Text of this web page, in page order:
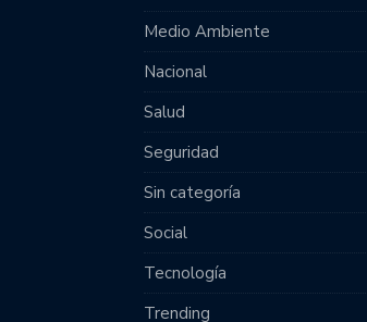
Medio Ambiente
Nacional
Salud
Seguridad
Sin categoría
Social
Tecnología
Trending